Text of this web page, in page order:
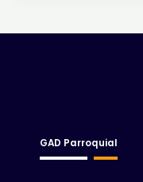
GAD Parroquial